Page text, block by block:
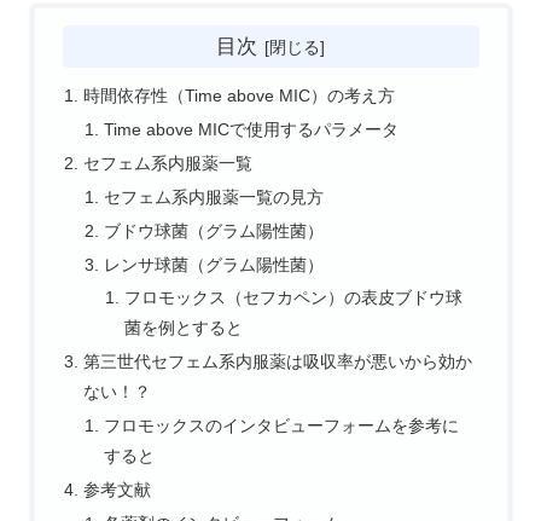
目次
時間依存性（Time above MIC）の考え方
Time above MICで使用するパラメータ
セフェム系内服薬一覧
セフェム系内服薬一覧の見方
ブドウ球菌（グラム陽性菌）
レンサ球菌（グラム陽性菌）
フロモックス（セフカペン）の表皮ブドウ球
菌を例とすると
第三世代セフェム系内服薬は吸収率が悪いから効か
ない！？
フロモックスのインタビューフォームを参考に
すると
参考文献